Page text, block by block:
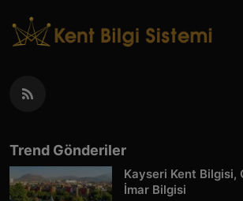
Trend Gönderiler
Kayseri Kent Bilgisi,
İmar Bilgisi